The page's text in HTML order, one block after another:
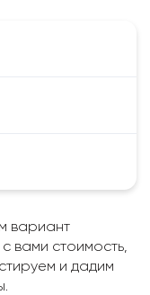
вариант
вами стоимость,
и дадим